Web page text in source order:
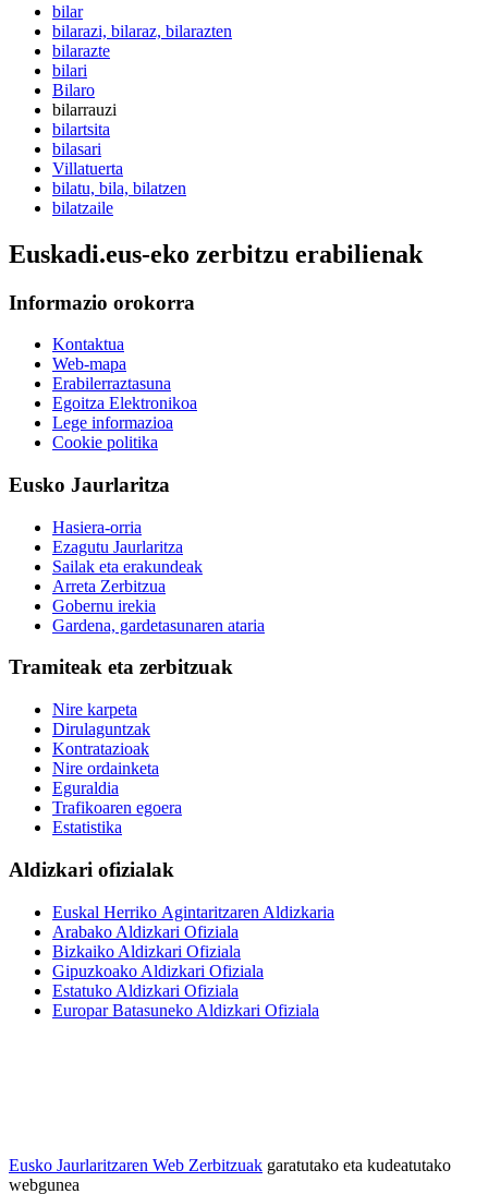
bilar
bilarazi, bilaraz, bilarazten
bilarazte
bilari
Bilaro
bilarrauzi
bilartsita
bilasari
Villatuerta
bilatu, bila, bilatzen
bilatzaile
Euskadi.eus-eko zerbitzu erabilienak
Informazio orokorra
Kontaktua
Web-mapa
Erabilerraztasuna
Egoitza Elektronikoa
Lege informazioa
Cookie politika
Eusko Jaurlaritza
Hasiera-orria
Ezagutu Jaurlaritza
Sailak eta erakundeak
Arreta Zerbitzua
Gobernu irekia
Gardena, gardetasunaren ataria
Tramiteak eta zerbitzuak
Nire karpeta
Dirulaguntzak
Kontratazioak
Nire ordainketa
Eguraldia
Trafikoaren egoera
Estatistika
Aldizkari ofizialak
Euskal Herriko Agintaritzaren Aldizkaria
Arabako Aldizkari Ofiziala
Bizkaiko Aldizkari Ofiziala
Gipuzkoako Aldizkari Ofiziala
Estatuko Aldizkari Ofiziala
Europar Batasuneko Aldizkari Ofiziala
Eusko Jaurlaritzaren Web Zerbitzuak garatutako eta kudeatutako
webgunea